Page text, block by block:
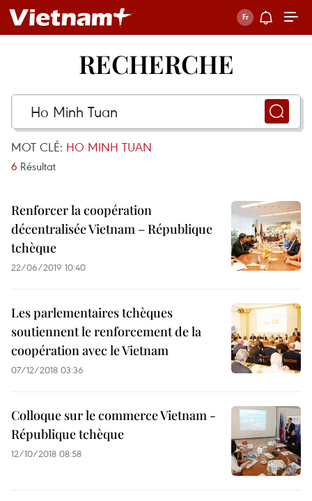
RECHERCHE
MOT CLÉ: HO MINH TUAN
6 Résultat
Renforcer la coopération
décentralisée Vietnam – République
tchèque
22/06/2019 10:40
Les parlementaires tchèques
soutiennent le renforcement de la
coopération avec le Vietnam
07/12/2018 03:36
Colloque sur le commerce Vietnam -
République tchèque
12/10/2018 08:58